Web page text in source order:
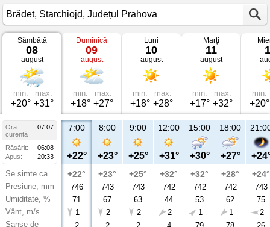
Vremea
Brădet
Starchiojd,
Județul
Prahova
Sâmbătă
08
august
min.
+20°
max.
+31°
Duminică
09
august
min.
+18°
max.
+27°
Luni
10
august
min.
+18°
max.
+28°
Marți
11
august
min.
+17°
max.
+32°
min.
+20°
Ora
07:07
curentă
Răsărit:
06:08
Apus:
20:33
Se simte ca
Presiune, mm
Umiditate, %
Vânt, m/s
Șanse de
7:00
+22°
+22°
746
71
1
8:00
+23°
+23°
743
67
2
9:00
+25°
+25°
743
63
2
12:00
+31°
+32°
742
44
2
15:00
+30°
+32°
742
53
1
18:00
+27°
+28°
742
62
1
+24°
743
75
2